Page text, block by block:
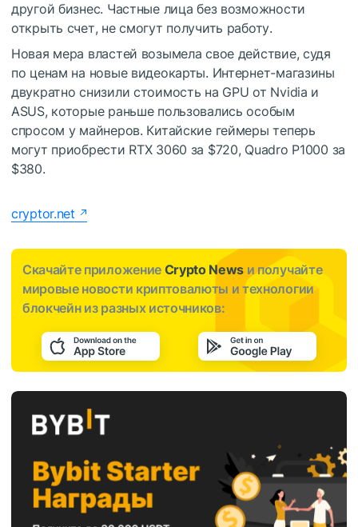
другой бизнес. Частные лица без возможности
открыть счет, не смогут получить работу.
Новая мера властей возымела свое действие, судя
по ценам на новые видеокарты. Интернет-магазины
двукратно снизили стоимость на GPU от Nvidia и
ASUS, которые раньше пользовались особым
спросом у майнеров. Китайские геймеры теперь
могут приобрести RTX 3060 за $720, Quadro P1000 за
$380.
cryptor.net
Скачайте приложение Crypto News и получайте
мировые новости криптовалюты и технологии
блокчейн из разных источников: